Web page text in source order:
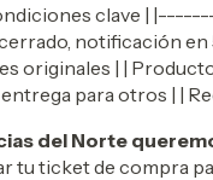
clave |
notificación en
originales | |
para otros | |
del Norte
tu ticket de compra